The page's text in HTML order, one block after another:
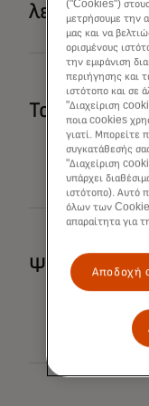
λειτουργίες
Το
opens in a new tab
Ψηφιακά
opens in a new tab
("Cookies") στους
μετρήσουμε την
μας και να
ορισμένους
την εμφάνιση
περιήγησης και
ιστότοπο και σε
"Διαχείριση
ποια cookies
γιατί. Μπορείτε
συγκατάθεσής
"Διαχείριση
υπάρχει
ιστότοπο). Αυτό
όλων των
απαραίτητα για
Αποδοχή